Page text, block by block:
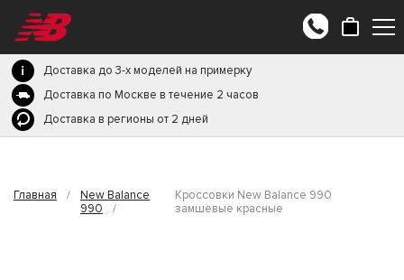
Доставка до 3-х моделей на примерку
Доставка по Москве в течение 2 часов
Доставка в регионы от 2 дней
Главная /
New Balance
990
/
Кроссовки New Balance 990
замшевые красные